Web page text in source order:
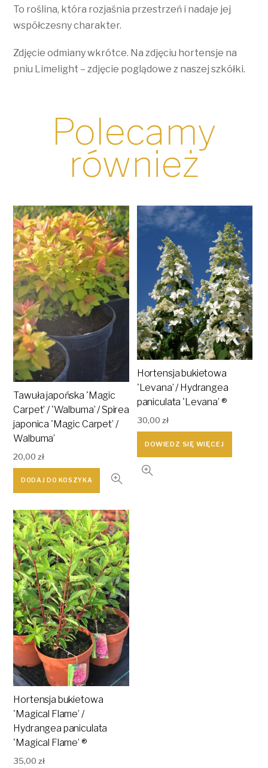
To roślina, która rozjaśnia przestrzeń i nadaje jej
współczesny charakter.
Zdjęcie odmiany wkrótce. Na zdjęciu hortensje na
pniu Limelight – zdjęcie poglądowe z naszej szkółki.
Polecamy
również
Tawuła japońska 'Magic
Carpet’ / 'Walbuma’ / Spirea
japonica 'Magic Carpet’ /
Walbuma’
20,00zł
DODAJ DO KOSZYKA
Hortensja bukietowa
'Levana’ / Hydrangea
paniculata 'Levana’ ®
30,00 zł
DOWIEDZ SIĘ WIĘCEJ
Hortensja bukietowa
'Magical Flame’ /
Hydrangea paniculata
'Magical Flame’ ®
35,00zł